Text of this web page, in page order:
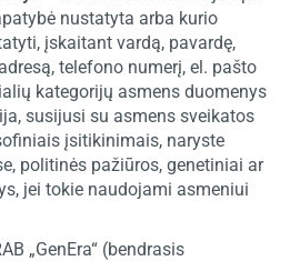
nustatyta arba kurio
įskaitant vardą, pavardę,
telefono numerį, el. pašto
kategorijų asmens duomenys
susijusi su asmens sveikatos
įsitikinimais, naryste
politinės pažiūros, genetiniai ar
jei tokie naudojami asmeniui
„GenEra“ (bendrasis